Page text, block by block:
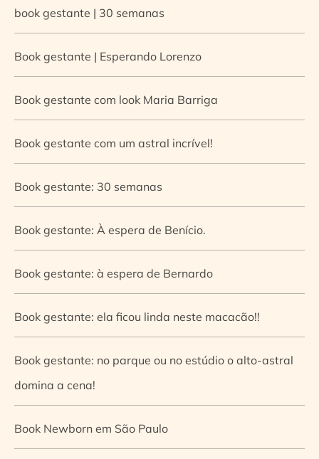
book gestante | 30 semanas
Book gestante | Esperando Lorenzo
Book gestante com look Maria Barriga
Book gestante com um astral incrível!
Book gestante: 30 semanas
Book gestante: À espera de Benício.
Book gestante: à espera de Bernardo
Book gestante: ela ficou linda neste macacão!!
Book gestante: no parque ou no estúdio o alto-astral
domina a cena!
Book Newborn em São Paulo